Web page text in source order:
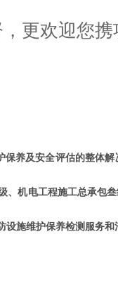
更欢迎您携
养及安全评估的整体
机电工程施工总承包
施维护保养检测服务和